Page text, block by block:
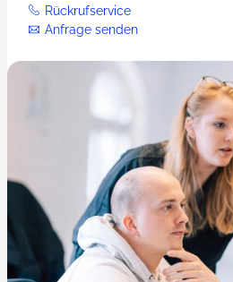
Rückrufservice
Anfrage senden